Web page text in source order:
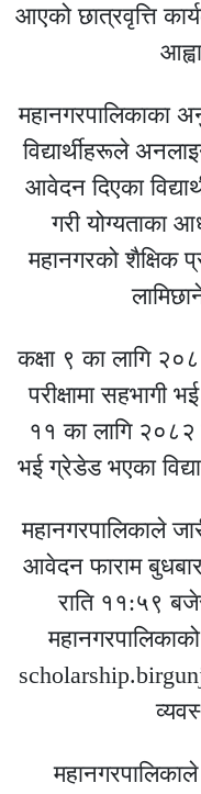
आएको छात्रवृत्ति
महानगरपालिकाका
विद्यार्थीहरूले
आवेदन दिएका
गरी योग्यताका
महानगरको शैक्षिक
कक्षा ९ का लागि
परीक्षामा सहभागी
११ का लागि २०८२
भई ग्रेडेड भएका
महानगरपालिकाले
आवेदन फाराम
राति ११:५९